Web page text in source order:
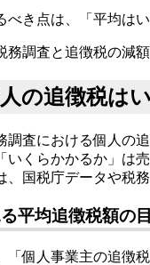
べき点は、「平均は
務調査と追徴税の減
の追徴税は
調査における個人の
いくらかかるか」は
、国税庁データや税
平均追徴税額の
「個人事業主の追徴